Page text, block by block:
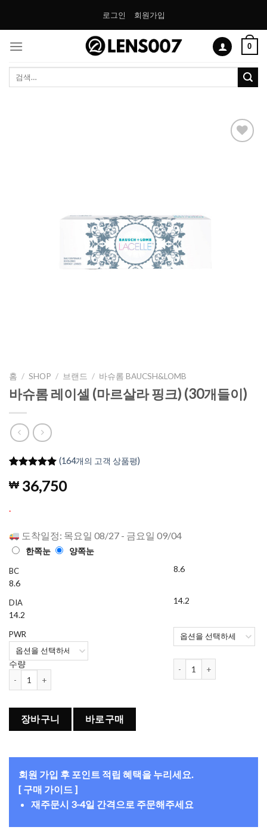
로그인 회원가입
0
색:
홈 / SHOP / 브랜드 / 바슈롬 BAUCSH&LOMB
바슈롬 레이셀 (마르살라 핑크) (30개들이)
고객 평가
를 기준으
점에
(164개의 고객 상품평)
₩ 36,750
.
도착일정: 목요일 08/27 - 금요일 09/04
한쪽눈 양쪽눈
BC
8.6
DIA
14.2
PWR
수량
8.6
14.2
장바구니 바로구매
회원 가입 후 포인트 적립 혜택을 누리세요.
[ 구매 가이드 ]
재주문시 3-4일 간격으로 주문해주세요